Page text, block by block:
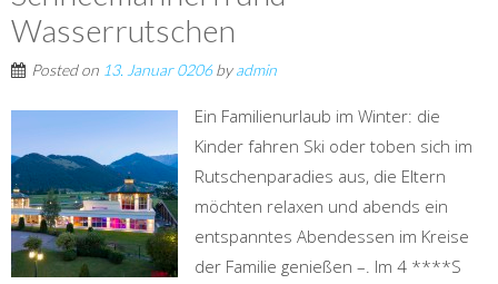
Wasserrutschen
Posted on 13. Januar 0206byadmin
Ein Familienurlaub im Winter: die
Kinder fahren Ski oder toben sich im
Rutschenparadies aus, die Eltern
möchten relaxen und abends ein
entspanntes Abendessen im Kreise
der Familie genießen –. Im 4 ****S